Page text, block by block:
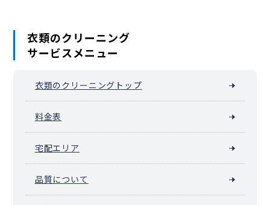
衣類のクリーニング
サービスメニュー
衣類のクリーニングトップ
料金表
宅配エリア
品質について